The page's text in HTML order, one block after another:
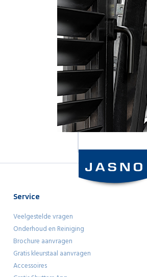
Service
Veelgestelde vragen
Onderhoud en Reiniging
Brochure aanvragen
Gratis kleurstaal aanvragen
Accessoires